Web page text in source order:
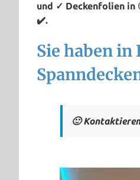
und ✓ Deckenfolien in
✔️.
Sie haben in
🙂